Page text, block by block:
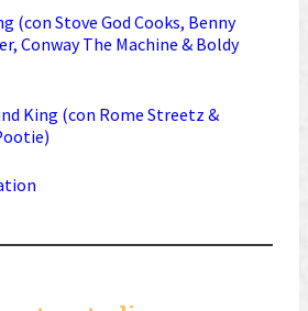
(con Stove God Cooks, Benny
Conway The Machine & Boldy
King (con Rome Streetz &